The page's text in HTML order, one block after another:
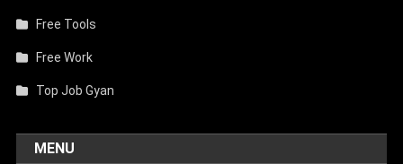
Free Tools
Free Work
Top Job Gyan
MENU